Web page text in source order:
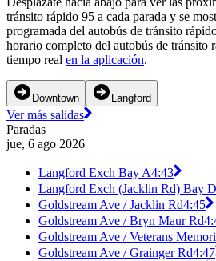
tránsito rápido 95 a cada parada y se
programada del autobús de tránsito
horario completo del autobús de tránsito
tiempo real en la aplicación.
Downtown Langford
Ver más salidas
Paradas
jue, 6 ago 2026
Langford Exch Bay A4:43
Langford Exch (Jacklin Rd) Bay D
Goldstream Ave / Jacklin Rd4:45
Goldstream Ave / Bryn Maur Rd
Goldstream Ave / Veterans
Goldstream Ave / Grainger Rd4:47